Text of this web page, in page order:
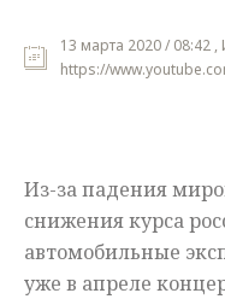
Мнения
13 марта 2020 / 08:42 ,
https://
Из-за падения
снижения курса
автомобильные
уже в апреле